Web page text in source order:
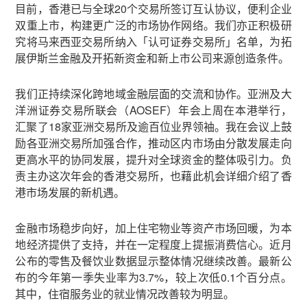
目前，香港已与全球20个交易所签订互认协议，便利企业
双重上市，构建更广泛的市场协作网络。我们亦正积极研
究将马来西亚交易所纳入「认可证券交易所」名单，为拓
展伊斯兰金融及开拓新资金和新上市公司来源创造条件。
我们正持续深化跨地域金融层面的交流和协作。亚洲及大
洋洲证券交易所联会（AOSEF）年会上周在本港举行，
汇聚了18家亚洲交易所及逾百位业界领袖。我在会议上鼓
励各亚洲交易所加强合作，推动区内市场由分散发展走向
更高水平的协同发展，提升对全球资金的整体吸引力。负
责主办这次年会的香港交易所，也藉此机会详细介绍了香
港市场发展的新机遇。
金融市场稳步向好，加上住宅物业等资产市场回暖，为本
地经济提供了支持，并在一定程度上提振消费信心。近月
公布的零售及餐饮业数据显示整体情况继续改善。最新公
布的今年第一季失业率为3.7%，较上次低0.1个百分点。
其中，住宿服务业的就业情况改善较为明显。